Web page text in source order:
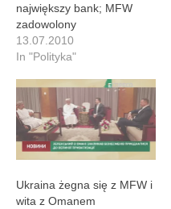
największy bank; MFW
zadowolony
13.07.2010
In "Polityka"
Ukraina żegna się z MFW i
wita z Omanem